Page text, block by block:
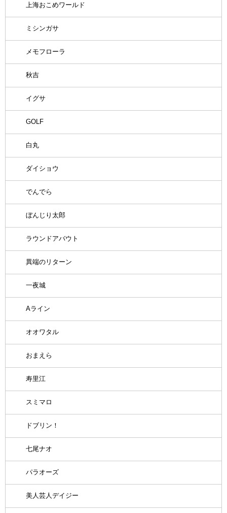
上海おこめワールド
ミシンガサ
メモフローラ
秋吉
イグサ
GOLF
白丸
ダイショウ
でんでら
ぼんじり太郎
ラウンドアバウト
異端のリターン
一夜城
Aライン
オオワタル
おまえら
寿里江
スミマロ
ドブリン！
七尾ナオ
パラオーズ
美人芸人デイジー